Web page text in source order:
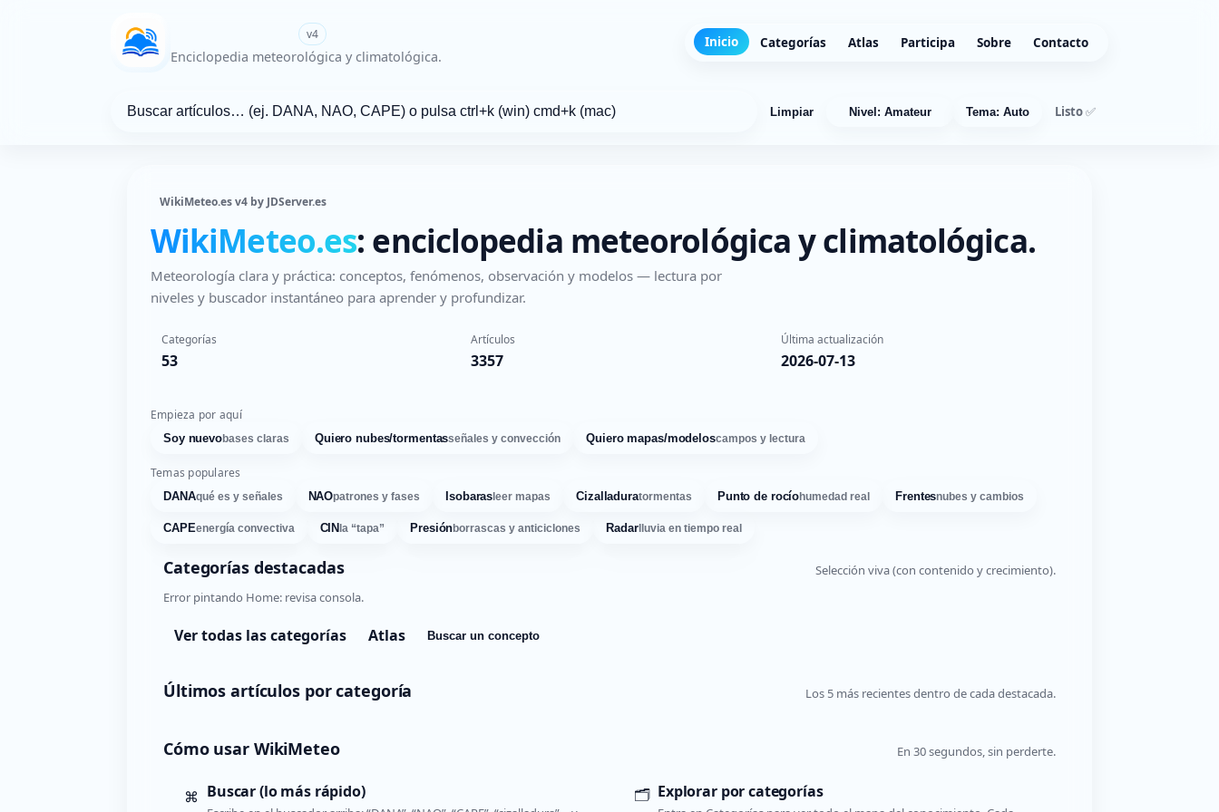
WikiMeteo.es v4
Enciclopedia meteorológica y climatológica.
Inicio Categorías Atlas Participa Sobre Contacto
Limpiar Nivel: Amateur Tema: Auto Listo ✅
WikiMeteo.es v4 by JDServer.es
WikiMeteo.es: enciclopedia meteorológica y climatológica.
Meteorología clara y práctica: conceptos, fenómenos, observación y modelos — lectura por
niveles y buscador instantáneo para aprender y profundizar.
Categorías
53
Artículos
3357
Última actualización
2026-07-13
Empieza por aquí
Soy nuevobases claras Quiero nubes/tormentasseñales y convección Quiero mapas/modeloscampos y lectura
Temas populares
DANAqué es y señales NAOpatrones y fases Isobarasleer mapas Cizalladuratormentas Punto de rocíohumedad real Frentesnubes y cambios
CAPEenergía convectiva CIN la “tapa” Presiónborrascas y anticiclones Radarlluvia en tiempo real
Categorías destacadas
Selección viva (con contenido y crecimiento).
Error pintando Home: revisa consola.
Ver todas las categorías Atlas Buscar un concepto
Últimos artículos por categoría Los 5 más recientes dentro de cada destacada.
Cómo usar WikiMeteo En 30 segundos, sin perderte.
⌘ Buscar (lo más rápido) 🗂️ Explorar por categorías